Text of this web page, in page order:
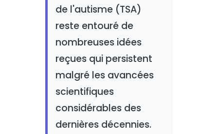
de l'autisme (TSA)
reste entouré de
nombreuses idées
reçues qui persistent
malgré les avancées
scientifiques
considérables des
dernières décennies.